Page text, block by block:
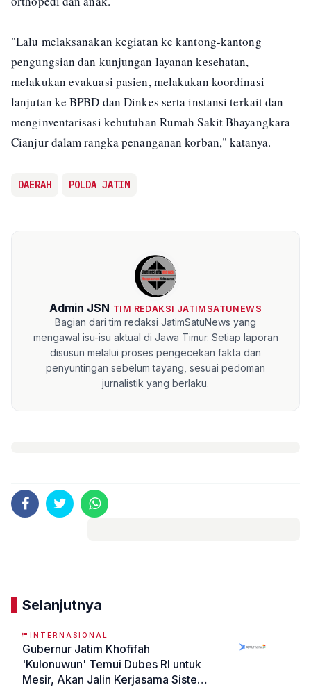
"Lalu melaksanakan kegiatan ke kantong-kantong
pengungsian dan kunjungan layanan kesehatan,
melakukan evakuasi pasien, melakukan koordinasi
lanjutan ke BPBD dan Dinkes serta instansi terkait dan
menginventarisasi kebutuhan Rumah Sakit Bhayangkara
Cianjur dalam rangka penanganan korban," katanya.
DAERAH POLDA JATIM
Admin JSN TIM REDAKSI JATIMSATUNEWS
Bagian dari tim redaksi JatimSatuNews yang
mengawal isu-isu aktual di Jawa Timur. Setiap laporan
disusun melalui proses pengecekan fakta dan
penyuntingan sebelum tayang, sesuai pedoman
jurnalistik yang berlaku.
Selanjutnya
INTERNASIONAL
Gubernur Jatim Khofifah
'Kulonuwun' Temui Dubes RI untuk
Mesir, Akan Jalin Kerjasama Sister